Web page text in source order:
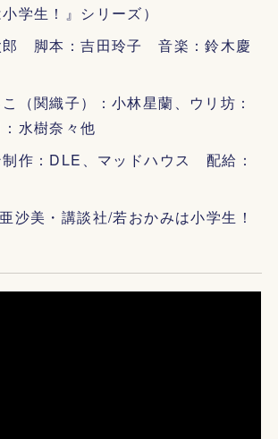
学生！』シリーズ）
郎 脚本：吉田玲子 音楽：鈴木慶
（関織子）：小林星蘭、ウリ坊：
水樹奈々他
作：DLE、マッドハウス 配給：
沙美・講談社/若おかみは小学生！